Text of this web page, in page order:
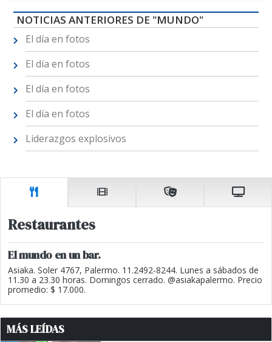
NOTICIAS ANTERIORES DE "MUNDO"
El día en fotos
El día en fotos
El día en fotos
El día en fotos
Liderazgos explosivos
Restaurantes
El mundo en un bar.
Asiaka. Soler 4767, Palermo. 11.2492-8244. Lunes a sábados de
11.30 a 23.30 horas. Domingos cerrado. @asiakapalermo. Precio
promedio: $ 17.000.
MÁS LEÍDAS